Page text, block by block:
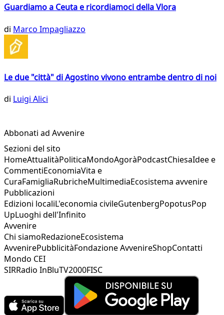
Guardiamo a Ceuta e ricordiamoci della Vlora
di Marco Impagliazzo
Le due "città" di Agostino vivono entrambe dentro di noi
di Luigi Alici
Abbonati ad Avvenire
Sezioni del sito
HomeAttualitàPoliticaMondoAgoràPodcastChiesaIdee e
CommentiEconomiaVita e
CuraFamigliaRubricheMultimediaEcosistema avvenire
Pubblicazioni
Edizioni localiL'economia civileGutenbergPopotusPop
UpLuoghi dell'Infinito
Avvenire
Chi siamoRedazioneEcosistema
AvvenirePubblicitàFondazione AvvenireShopContatti
Mondo CEI
SIRRadio InBluTV2000FISC